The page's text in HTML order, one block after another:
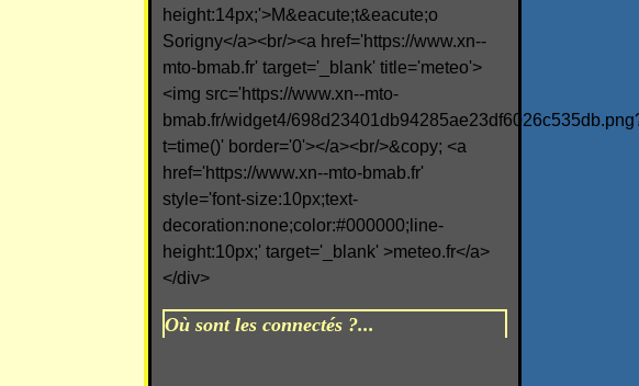
height:14px;'>M&eacute;t&eacute;o
Sorigny</a><br/><a href='https://www.xn--
mto-bmab.fr' target='_blank' title='meteo'>
<img src='https://www.xn--mto-
bmab.fr/widget4/
t=time()' border='0'></a><br/>&copy; <a
href='https://www.xn--mto-bmab.fr'
style='font-size:10px;text-
decoration:none;color:#000000;line-
height:10px;' target='_blank' >meteo.fr</a>
</div>
Où sont les connectés ?...